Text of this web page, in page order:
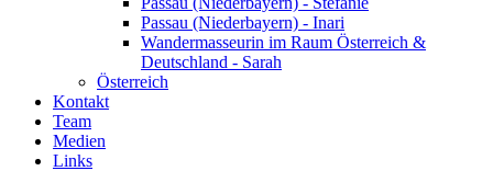
Passau (Niederbayern) - Inari
Wandermasseurin im Raum Österreich &
Deutschland - Sarah
Österreich
Kontakt
Team
Medien
Links